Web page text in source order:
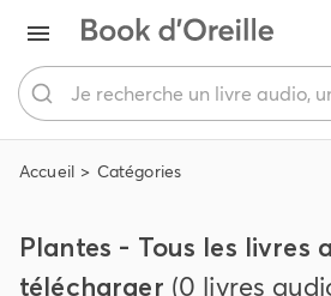
Accueil Catégories
Plantes - Tous les livres
télécharger (0 livres